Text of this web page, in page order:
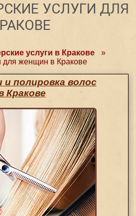
УСЛУГИ ДЛЯ
услуги в Кракове
»
для женщин в Кракове
полировка волос
Кракове